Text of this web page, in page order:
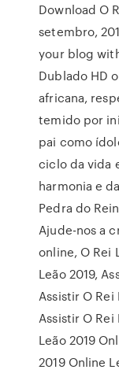
Download O
setembro,
your blog
Dublado HD
africana,
temido por
pai como
ciclo da vida
harmonia e
Pedra do
Ajude-nos a
online, O Rei
Leão 2019,
Assistir O
Assistir O Rei
Leão 2019
2019 Online